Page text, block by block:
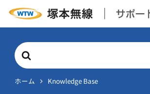
Search
For
ホーム Knowledge Base